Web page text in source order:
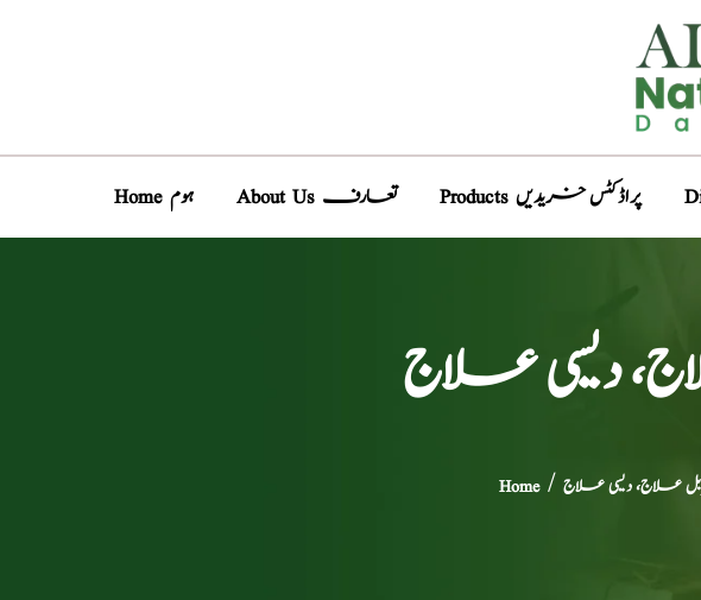
Home ہوم About Us تعارف Products پراڈکٹس خریدیں
دیسی علاج
Home/ ہربل علاج، دیسی علاج